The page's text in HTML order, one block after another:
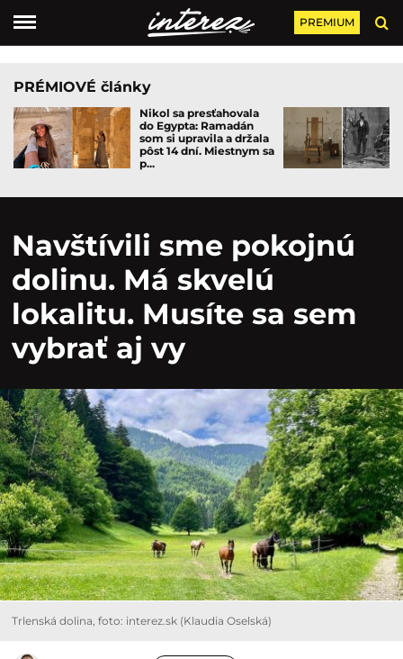
PREMIUM
PRÉMIOVÉ články
Nikol sa presťahovala
do Egypta: Ramadán
som si upravila a držala
pôst 14 dní. Miestnym sa
p...
Navštívili sme pokojnú
dolinu. Má skvelú
lokalitu. Musíte sa sem
vybrať aj vy
Trlenská dolina, foto: interez.sk (Klaudia Oselská)